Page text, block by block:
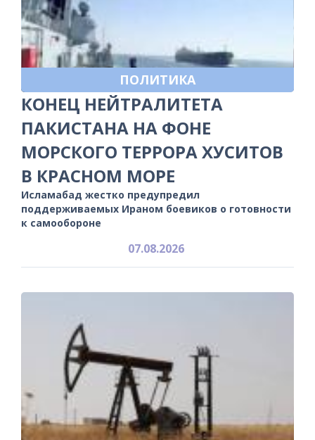
ПОЛИТИКА
КОНЕЦ НЕЙТРАЛИТЕТА
ПАКИСТАНА НА ФОНЕ
МОРСКОГО ТЕРРОРА ХУСИТОВ
В КРАСНОМ МОРЕ
Исламабад жестко предупредил
поддерживаемых Ираном боевиков о готовности
к самообороне
07.08.2026